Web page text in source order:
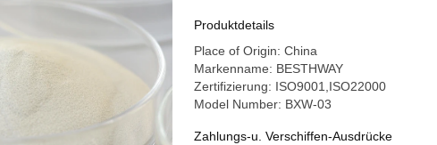
Produktdetails
Place of Origin: China
Markenname: BESTHWAY
Zertifizierung: ISO9001,ISO22000
Model Number: BXW-03
Zahlungs-u. Verschiffen-Ausdrücke